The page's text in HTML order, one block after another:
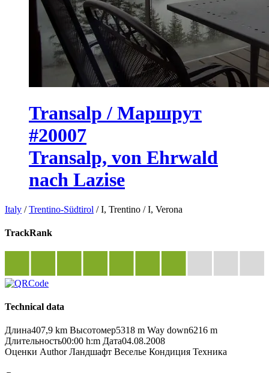
Transalp / Маршрут
#20007
Transalp, von Ehrwald
nach Lazise
Italy /Trentino-Südtirol /I, Trentino /I, Verona
TrackRank
Technical data
Длина407,9 km Высотомер5318 m Way down6216 m
Длительность00:00 h:m Дата04.08.2008
Оценки Author Ландшафт Веселье Кондиция Техника